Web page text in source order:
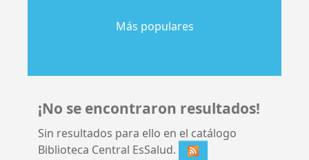
Más populares
¡No se encontraron resultados!
Sin resultados para ello en el catálogo
Biblioteca Central EsSalud.